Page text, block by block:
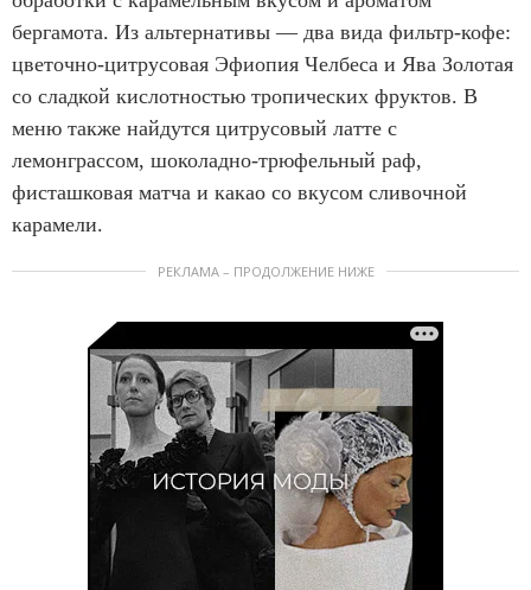
бергамота. Из альтернативы — два вида фильтр-кофе:
цветочно-цитрусовая Эфиопия Челбеса и Ява Золотая
со сладкой кислотностью тропических фруктов. В
меню также найдутся цитрусовый латте с
лемонграссом, шоколадно-трюфельный раф,
фисташковая матча и какао со вкусом сливочной
карамели.
РЕКЛАМА – ПРОДОЛЖЕНИЕ НИЖЕ